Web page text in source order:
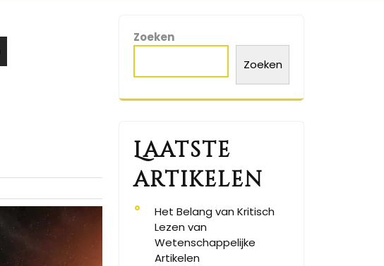
Zoeken
Zoeken
Laatste
artikelen
Het Belang van Kritisch
Lezen van
Wetenschappelijke
Artikelen